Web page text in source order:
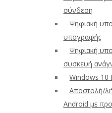
σύνδεση
Ψηφιακή
υπογραφής
Ψηφιακή
συσκευή
Windows 10
Αποστολή/
Android με